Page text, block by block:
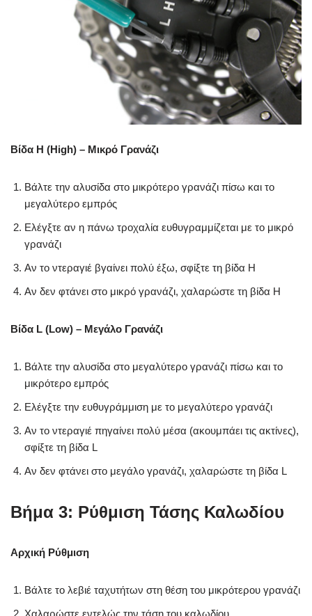
Βίδα H (High) – Μικρό Γρανάζι
Βάλτε την αλυσίδα στο μικρότερο γρανάζι πίσω και το
μεγαλύτερο εμπρός
Ελέγξτε αν η πάνω τροχαλία ευθυγραμμίζεται με το μικρό
γρανάζι
Αν το ντεραγιέ βγαίνει πολύ έξω, σφίξτε τη βίδα H
Αν δεν φτάνει στο μικρό γρανάζι, χαλαρώστε τη βίδα H
Βίδα L (Low) – Μεγάλο Γρανάζι
Βάλτε την αλυσίδα στο μεγαλύτερο γρανάζι πίσω και το
μικρότερο εμπρός
Ελέγξτε την ευθυγράμμιση με το μεγαλύτερο γρανάζι
Αν το ντεραγιέ πηγαίνει πολύ μέσα (ακουμπάει τις ακτίνες),
σφίξτε τη βίδα L
Αν δεν φτάνει στο μεγάλο γρανάζι, χαλαρώστε τη βίδα L
Βήμα 3: Ρύθμιση Τάσης Καλωδίου
Αρχική Ρύθμιση
Βάλτε το λεβιέ ταχυτήτων στη θέση του μικρότερου γρανάζι
Χαλαρώστε εντελώς την τάση του καλωδίου